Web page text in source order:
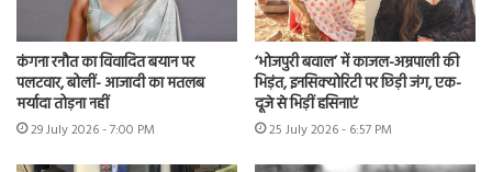
कंगना रनौत का विवादित बयान पर
पलटवार, बोलीं- आजादी का मतलब
मर्यादा तोड़ना नहीं
29 July 2026 - 7:00 PM
‘भोजपुरी बवाल’ में काजल-अम्रपाली की
भिड़ंत, इनसिक्योरिटी पर छिड़ी जंग, एक-
दूजे से भिड़ीं हसिनाएं
25 July 2026 - 6:57 PM